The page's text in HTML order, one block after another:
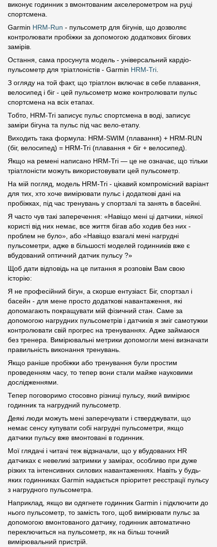
виконує годинник з вмонтованим акселерометром на руці
спортсмена.
Garmin HRM-Run - пульсометр для бігунів, що дозволяє
контролювати пробіжки за допомогою додаткових бігових
замірів.
Остання, сама просунута модель - універсальний кардіо-
пульсометр для тріатлоністів - Garmin HRM-Tri.
З огляду на той факт, що тріатлон включає в себе плавання,
велосипед і біг - цей пульсометр може контролювати пульс
спортсмена на всіх етапах.
Тобто, HRM-Tri записує пульс спортсмена в воді, записує
заміри бігуна та пульс під час вело-етапу.
Виходить така формула: HRM-SWIM (плавання) + HRM-RUN
(біг, велосипед) = HRM-Tri (плавання + біг + велосипед).
Якщо на ремені написано HRM-Tri — це не означає, що тільки
тріатлоністи можуть використовувати цей пульсометр.
На мій погляд, модель HRM-Tri - цікавий компромісний варіант
для тих, хто хоче вимірювати пульс і додаткові дані на
пробіжках, під час тренувань у спортзалі та занять в басейні.
Я часто чув такі заперечення: «Навіщо мені ці датчики, ніякої
користі від них немає, все життя бігав або ходив без них -
проблем не було», або «Навіщо взагалі мені нагрудні
пульсометри, адже в більшості моделей годинників вже є
вбудований оптичний датчик пульсу ?»
Щоб дати відповідь на це питання я розповім Вам свою
історію:
Я не професійний бігун, а скорше ентузіаст. Біг, спортзал і
басейн - для мене просто додаткові навантаження, які
допомагають покращувати мій фізичний стан. Саме за
допомогою нагрудних пульсометрів і датчиків я зміг самотужки
контролювати свій прогрес на тренуваннях. Адже займаюся
без тренера. Вимірювальні метрики допомогли мені визначати
правильність виконання тренувань.
Якщо раніше пробіжки або тренування були простим
проведенням часу, то тепер вони стали майже науковими
дослідженнями.
Тепер поговоримо стосовно різниці пульсу, який вимірює
годинник та нагрудний пульсометр.
Деякі люди можуть мені заперечувати і стверджувати, що
немає сенсу купувати собі нагрудні пульсометри, якщо
датчики пульсу вже вмонтовані в годинник.
Мої глядачі і читачі теж відзначали, що у вбудованих HR
датчиках є невеликі затримки у замірах, особливо при дуже
різких та інтенсивних силових навантаженнях. Навіть у будь-
яких годинниках Garmin надається пріоритет реєстрації пульсу
з нагрудного пульсометра.
Наприклад, якщо ви одягнете годинник Garmin і підключити до
нього пульсометр, то замість того, щоб вимірювати пульс за
допомогою вмонтованого датчику, годинник автоматично
переключиться на пульсометр, як на більш точний
вимірювальний пристрій.